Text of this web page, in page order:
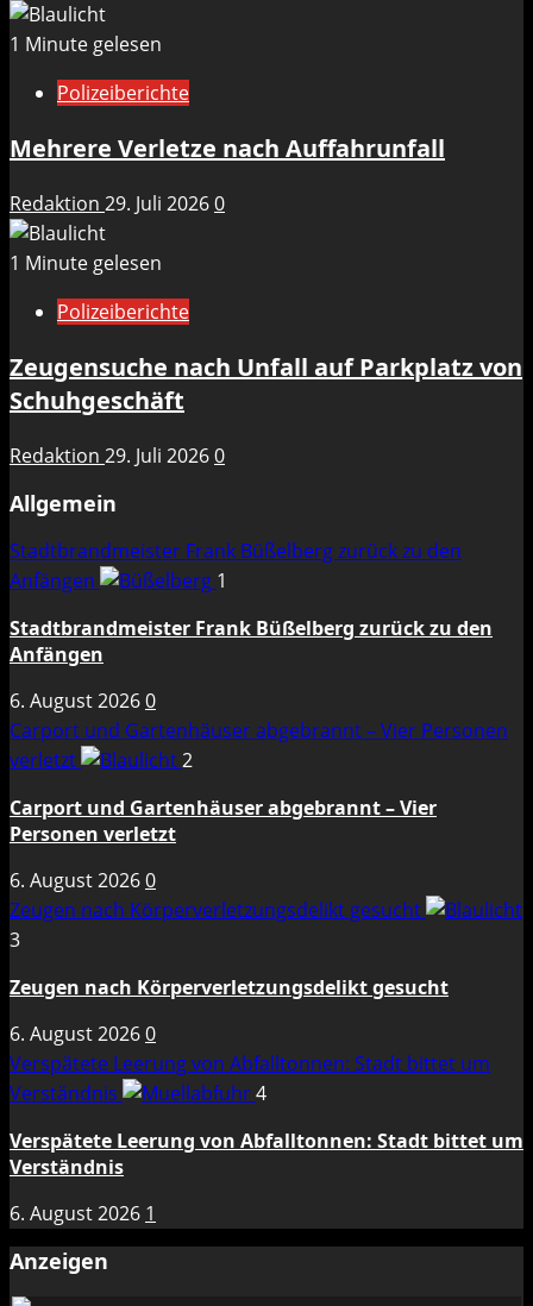
1 Minute gelesen
Polizeiberichte
Mehrere Verletze nach Auffahrunfall
Redaktion 29. Juli 20260
1 Minute gelesen
Polizeiberichte
Zeugensuche nach Unfall auf Parkplatz von
Schuhgeschäft
Redaktion 29. Juli 20260
Allgemein
Stadtbrandmeister Frank Büßelberg zurück zu den
Anfängen
1
Stadtbrandmeister Frank Büßelberg zurück zu den
Anfängen
6. August 20260
Carport und Gartenhäuser abgebrannt – Vier Personen
verletzt
2
Carport und Gartenhäuser abgebrannt – Vier
Personen verletzt
6. August 20260
Zeugen nach Körperverletzungsdelikt gesucht
3
Zeugen nach Körperverletzungsdelikt gesucht
6. August 20260
Verspätete Leerung von Abfalltonnen: Stadt bittet um
Verständnis
4
Verspätete Leerung von Abfalltonnen: Stadt bittet um
Verständnis
6. August 2026 1
Anzeigen